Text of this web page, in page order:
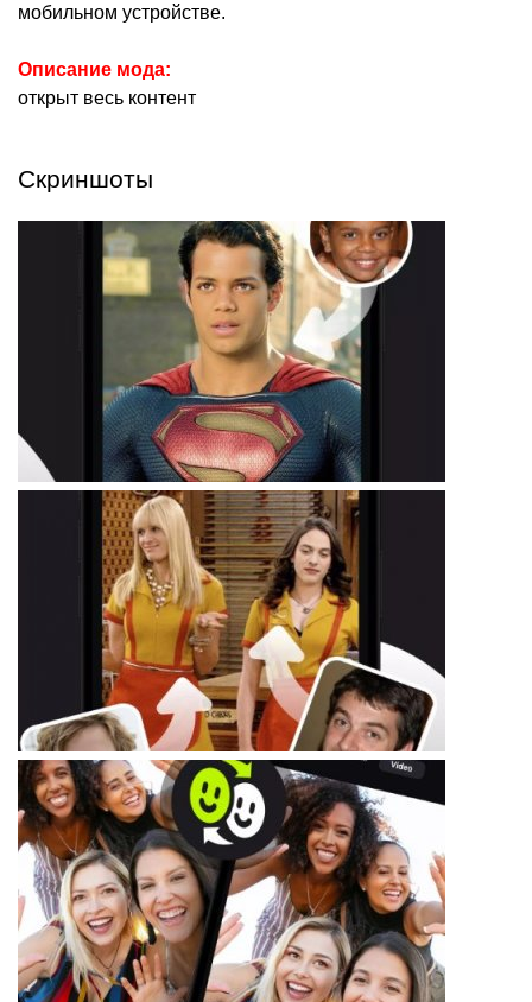
мобильном устройстве.
Описание мода:
открыт весь контент
Скриншоты